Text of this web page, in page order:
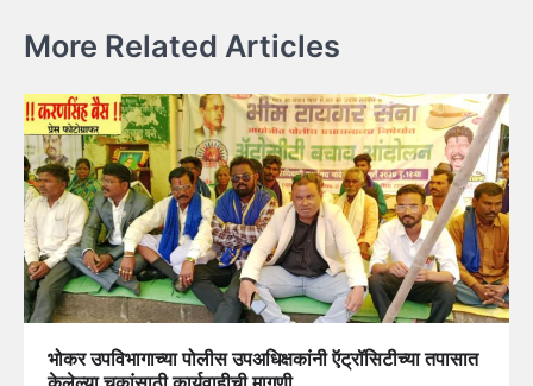
More Related Articles
भोकर उपविभागाच्या पोलीस उपअधिक्षकांनी ऍट्रॉसिटीच्या तपासात